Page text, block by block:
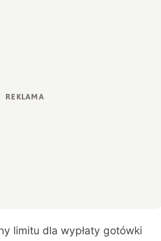
limitu dla wypłaty gotówki